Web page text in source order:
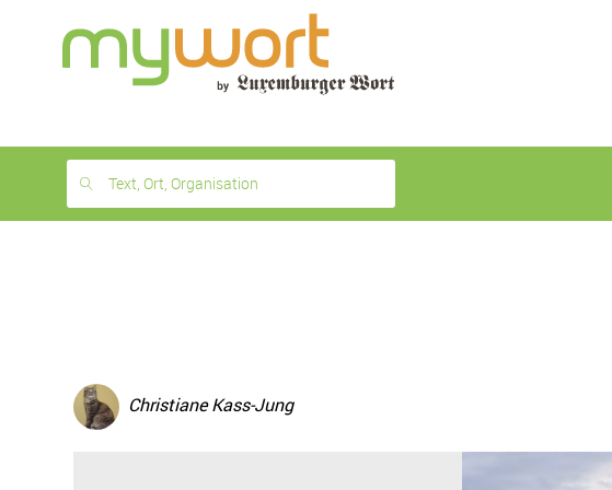
month
free
Text, Ort, Organisation
Christiane Kass-Jung